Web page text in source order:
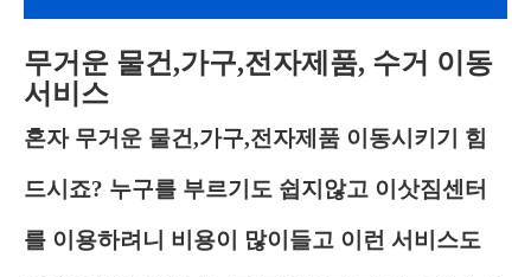
무거운 물건,가구,전자제품, 수거 이동
서비스
혼자 무거운 물건,가구,전자제품 이동시키기 힘
드시죠? 누구를 부르기도 쉽지않고 이삿짐센터
를 이용하려니 비용이 많이들고 이런 서비스도